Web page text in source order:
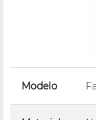
Modelo